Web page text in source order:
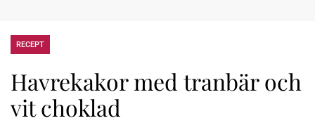
RECEPT
Havrekakor med tranbär och
vit choklad